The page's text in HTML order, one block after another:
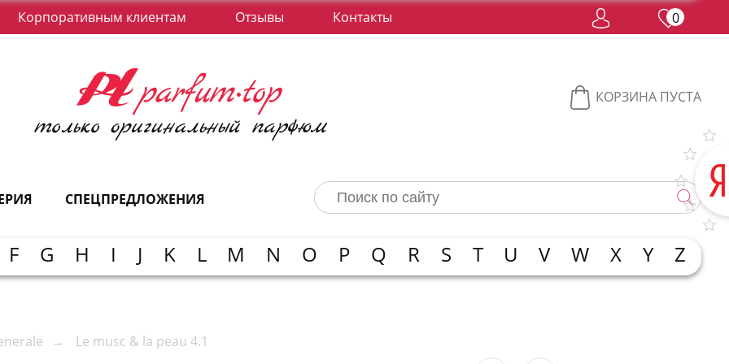
Корпоративным клиентам Отзывы Контакты 0
КОРЗИНА ПУСТА
СПЕЦПРЕДЛОЖЕНИЯ
F G H I J K L M N O P Q R S T U V W X Y Z
Le musc & la peau 4.1